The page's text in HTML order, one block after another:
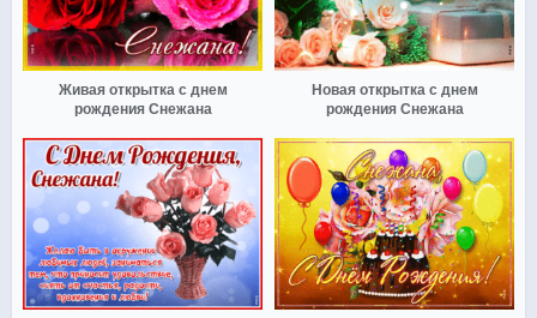
Живая открытка с днем
рождения Снежана
Новая открытка с днем
рождения Снежана